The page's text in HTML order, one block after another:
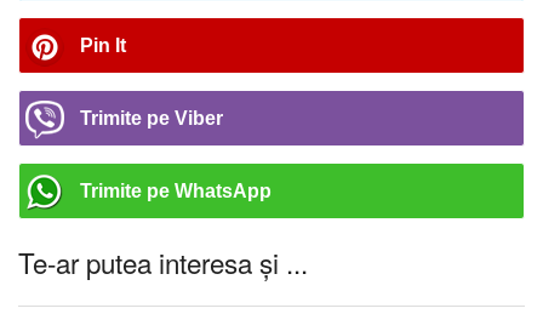
Pin It
Trimite pe Viber
Trimite pe WhatsApp
Te-ar putea interesa și ...